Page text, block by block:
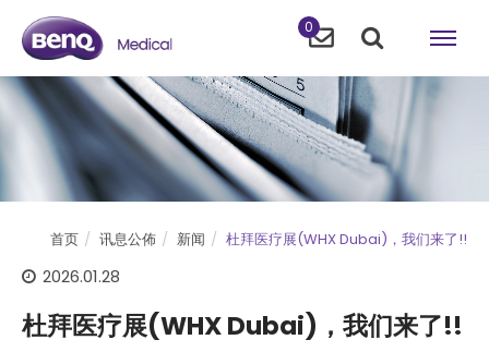
0
首页 讯息公佈 新闻 杜拜医疗展(WHX Dubai)，我们来了!!
2026.01.28
杜拜医疗展(WHX Dubai)，我们来了!!